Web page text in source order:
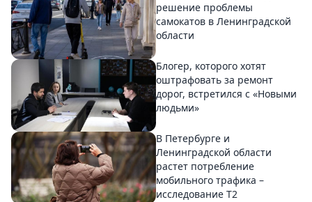
решение проблемы
самокатов в Ленинградской
области
Блогер, которого хотят
оштрафовать за ремонт
дорог, встретился с «Новыми
людьми»
В Петербурге и
Ленинградской области
растет потребление
мобильного трафика –
исследование T2